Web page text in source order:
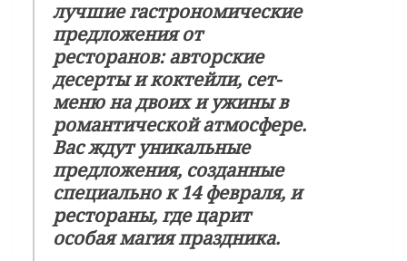
лучшие гастрономические
предложения от
ресторанов: авторские
десерты и коктейли, сет-
меню на двоих и ужины в
романтической атмосфере.
Вас ждут уникальные
предложения, созданные
специально к 14 февраля, и
рестораны, где царит
особая магия праздника.